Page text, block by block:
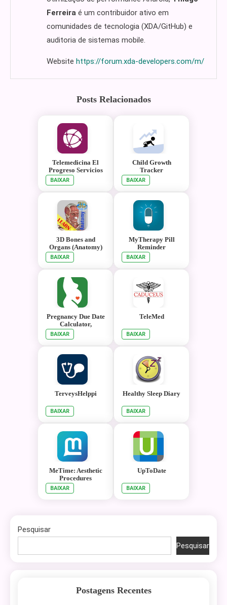
Ferreira é um contribuidor ativo em
comunidades de tecnologia (XDA/GitHub) e
auditoria de sistemas mobile.
Website https://forum.xda-developers.com/m/
Posts Relacionados
Telemedicina El
Progreso Servicios
BAIXAR
Child Growth
Tracker
BAIXAR
3D Bones and
Organs (Anatomy)
BAIXAR
MyTherapy Pill
Reminder
BAIXAR
Pregnancy Due Date
Calculator,
Calendar & Tracker
BAIXAR
TeleMed
BAIXAR
TerveysHelppi
BAIXAR
Healthy Sleep Diary
BAIXAR
MeTime: Aesthetic
Procedures
BAIXAR
UpToDate
BAIXAR
Pesquisar
Pesquisar
Postagens Recentes